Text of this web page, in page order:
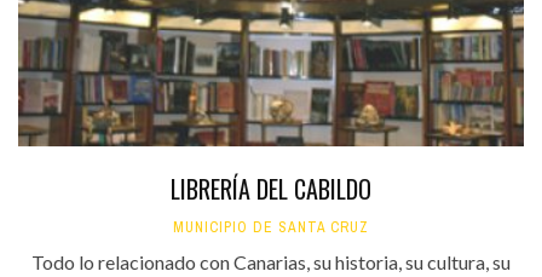
LIBRERÍA DEL CABILDO
MUNICIPIO DE SANTA CRUZ
Todo lo relacionado con Canarias, su historia, su cultura, su